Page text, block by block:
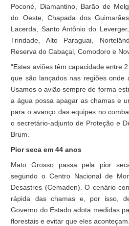
Poconé, Diamantino, Barão de
do Oeste, Chapada dos
Lacerda, Santo Antônio do
Trindade, Alto Paraguai,
Reserva do Cabaçal, Comodoro e
“Estes aviões têm capacidade entre
que são lançados nas regiões onde
Usamos o avião sempre de forma
a água possa apagar as chamas e
para o avanço das equipes no
o secretário-adjunto de Proteção e
Brum.
Pior seca em 44 anos
Mato Grosso passa pela pior
segundo o Centro Nacional de
Desastres (Cemaden). O cenário
rápida das chamas e, por isso,
Governo do Estado adota medidas
florestais e evitar que eles aconteçam.